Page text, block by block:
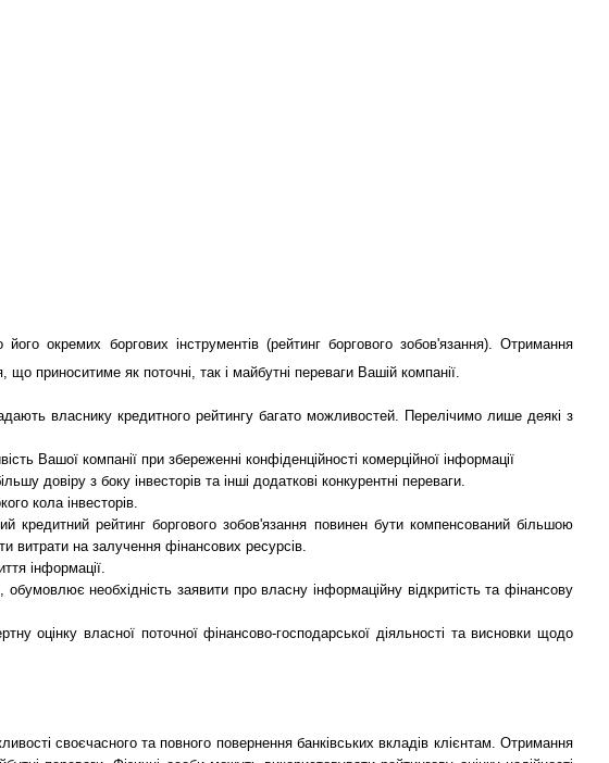
окремих боргових інструментів (рейтинг боргового зобов'язання). Отримання
приноситиме як поточні, так і майбутні переваги Вашій компанії.
власнику кредитного рейтингу багато можливостей. Перелічимо лише деякі з
Вашої компанії при збереженні конфіденційності комерційної інформації
довіру з боку інвесторів та інші додаткові конкурентні переваги.
кола інвесторів.
кредитний рейтинг боргового зобов'язання повинен бути компенсований більшою
витрати на залучення фінансових ресурсів.
інформації.
необхідність заявити про власну інформаційну відкритість та фінансову
оцінку власної поточної фінансово-господарської діяльності та висновки щодо
своєчасного та повного повернення банківських вкладів клієнтам. Отримання